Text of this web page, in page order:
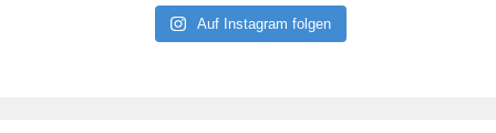
Auf Instagram folgen